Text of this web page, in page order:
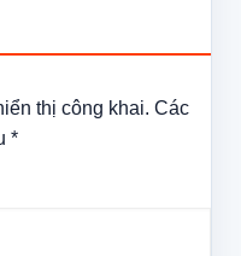
thị công khai. Các
*